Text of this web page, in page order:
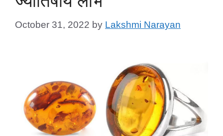
October 31, 2022 by Lakshmi Narayan